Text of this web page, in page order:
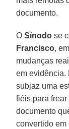
documento.
OSínodo se
Francisco,
mudanças
em evidência.
subjaz uma
fiéis para
documento
convertido em